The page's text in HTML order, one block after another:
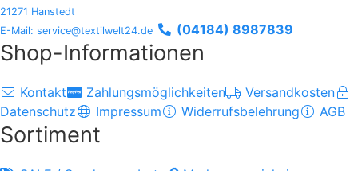
21271 Hanstedt
E-Mail: service@textilwelt24.de
(04184) 8987839
Shop-Informationen
Kontakt Zahlungsmöglichkeiten
Versandkosten
Datenschutz
Impressum Widerrufsbelehrung AGB
Sortiment